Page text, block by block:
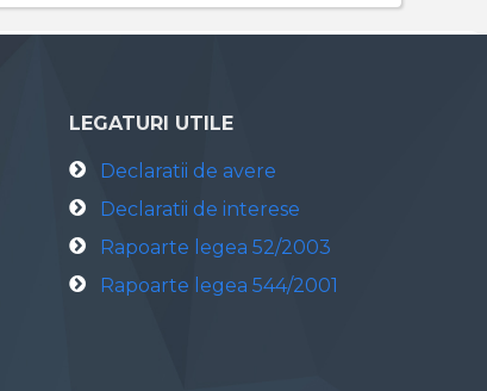
LEGATURI UTILE
Declaratii de avere
Declaratii de interese
Rapoarte legea 52/2003
Rapoarte legea 544/2001